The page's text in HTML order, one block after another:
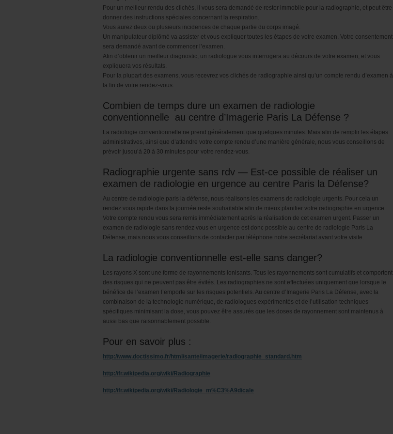
Pour un meilleur rendu des clichés, il vous sera demandé de rester immobile pour la radiographie, et peut être
donner des instructions spéciales concernant la respiration.
Vous aurez deux ou plusieurs incidences de chaque partie du corps imagé.
Un manipulateur diplômé va assister et vous expliquer toutes les étapes de votre examen. Votre consentement
sera demandé avant de commencer l’examen.
Afin d’obtenir un meilleur diagnostic, un radiologue vous interrogera au décours de votre examen, et vous
expliquera vos résultats.
Pour la plupart des examens, vous recevrez vos clichés de radiographie ainsi qu’un compte rendu d’examen à
la fin de votre rendez-vous.
Combien de temps dure un examen de radiologie
conventionnelle au centre d’Imagerie Paris La Défense ?
La radiologie conventionnelle ne prend généralement que quelques minutes. Mais afin de remplir les étapes
administratives, ainsi que d’attendre votre compte rendu d’une manière générale, nous vous conseillons de
prévoir jusqu’à 20 à 30 minutes pour votre rendez-vous.
Radiographie urgente sans rdv — Est-ce possible de réaliser un
examen de radiologie en urgence au centre Paris la Défense?
Au centre de radiologie paris la défense, nous réalisons les examens de radiologie urgents. Pour cela un
rendez vous rapide dans la journée reste souhaitable afin de mieux planifier votre radiographie en urgence.
Votre compte rendu vous sera remis immédiatement après la réalisation de cet examen urgent. Passer un
examen de radiologie sans rendez vous en urgence est donc possible au centre de radiologie Paris La
Défense, mais nous vous conseillons de contacter par téléphone notre secrétariat avant votre visite.
La radiologie conventionnelle est-elle sans danger?
Les rayons X sont une forme de rayonnements ionisants. Tous les rayonnements sont cumulatifs et comportent
des risques qui ne peuvent pas être évités. Les radiographies ne sont effectuées uniquement que lorsque le
bénéfice de l’examen l’emporte sur les risques potentiels. Au centre d’Imagerie Paris La Défense, avec la
combinaison de la technologie numérique, de radiologues expérimentés et de l’utilisation techniques
spécifiques minimisant la dose, vous pouvez être assurés que les doses de rayonnement sont maintenus à
aussi bas que raisonnablement possible.
Pour en savoir plus :
http://www.doctissimo.fr/html/sante/imagerie/radiographie_standard.htm
http://fr.wikipedia.org/wiki/Radiographie
http://fr.wikipedia.org/wiki/Radiologie_m%C3%A9dicale